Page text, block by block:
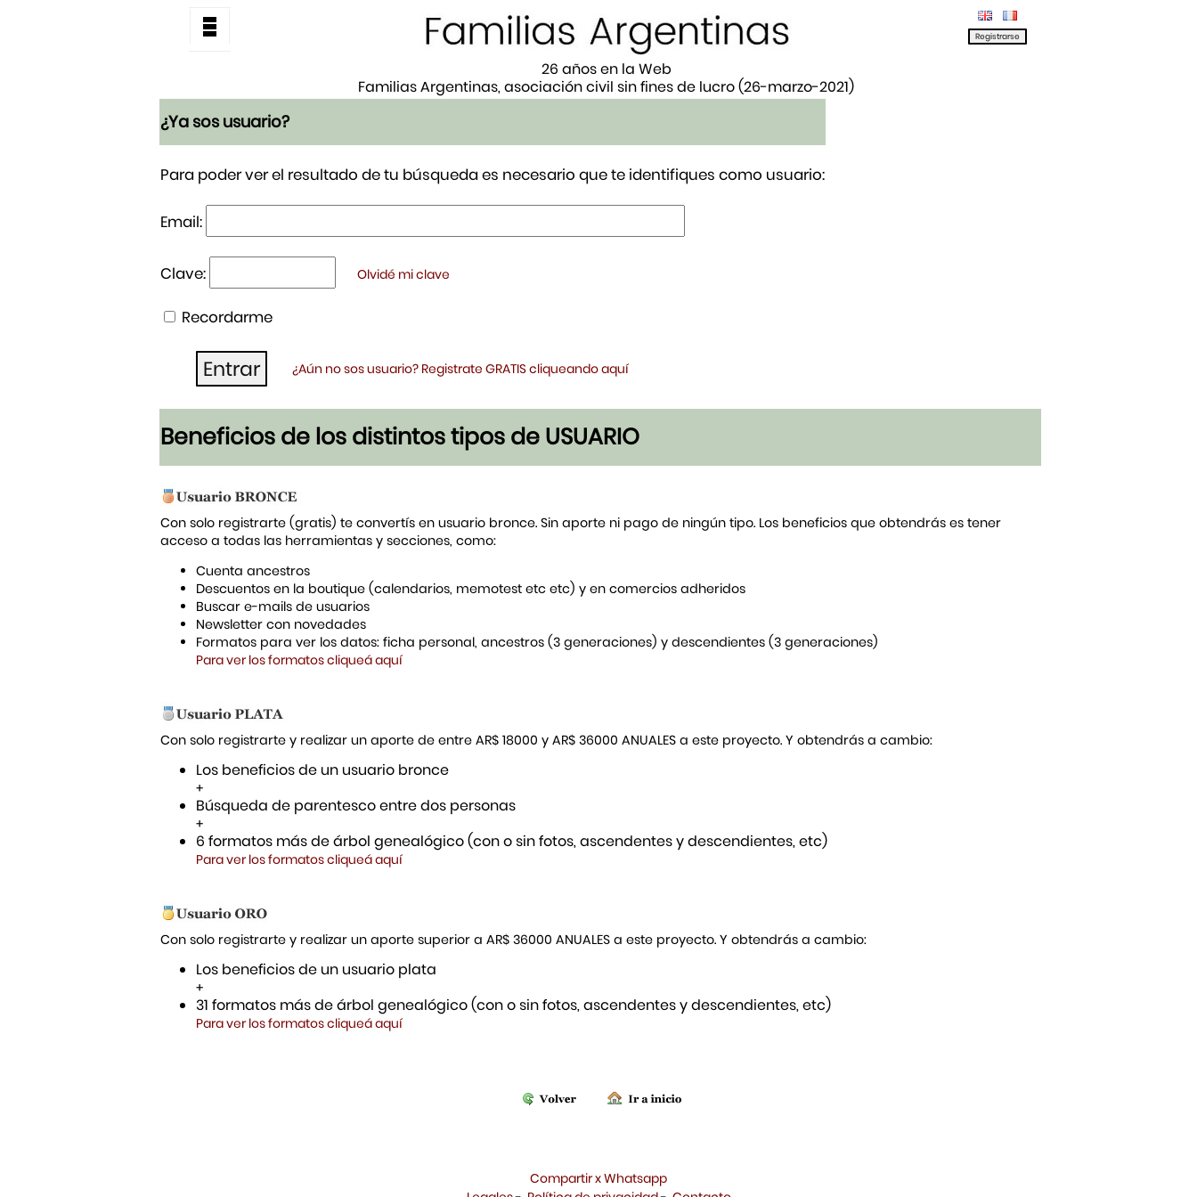
26 años en la Web
Familias Argentinas, asociación civil sin fines de lucro (26-marzo-2021)
¿Ya sos usuario?
Para poder ver el resultado de tu búsqueda es necesario que te identifiques como usuario:
Email:
Clave: Olvidé mi clave
Recordarme
¿Aún no sos usuario? Registrate GRATIS cliqueando aquí
Beneficios de los distintos tipos de USUARIO
Con solo registrarte (gratis) te convertís en usuario bronce. Sin aporte ni pago de ningún tipo. Los beneficios que obtendrás es tener
acceso a todas las herramientas y secciones, como:
Cuenta ancestros
Descuentos en la boutique (calendarios, memotest etc etc) y en comercios adheridos
Buscar e-mails de usuarios
Newsletter con novedades
Formatos para ver los datos: ficha personal, ancestros (3 generaciones) y descendientes (3 generaciones)
Para ver los formatos cliqueá aquí
Con solo registrarte y realizar un aporte de entre AR$ 18000 y AR$ 36000 ANUALES a este proyecto. Y obtendrás a cambio:
Los beneficios de un usuario bronce
+
Búsqueda de parentesco entre dos personas
+
6 formatos más de árbol genealógico (con o sin fotos, ascendentes y descendientes, etc)
Para ver los formatos cliqueá aquí
Con solo registrarte y realizar un aporte superior a AR$ 36000 ANUALES a este proyecto. Y obtendrás a cambio:
Los beneficios de un usuario plata
+
31 formatos más de árbol genealógico (con o sin fotos, ascendentes y descendientes, etc)
Para ver los formatos cliqueá aquí
Compartir x Whatsapp